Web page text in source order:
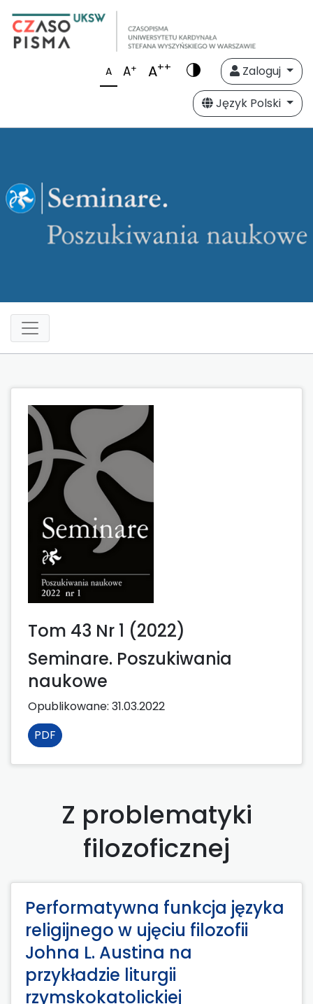
A A+ A++
Zaloguj
Język Polski
Tom 43 Nr 1 (2022)
Seminare. Poszukiwania
naukowe
Opublikowane: 31.03.2022
PDF
Z problematyki
filozoficznej
Performatywna funkcja języka
religijnego w ujęciu filozofii
Johna L. Austina na
przykładzie liturgii
rzymskokatolickiej